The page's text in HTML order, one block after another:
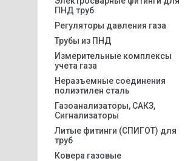
ПНД труб
Регуляторы давления газа
Трубы из ПНД
Измерительные комплексы
учета газа
Неразъемные соединения
полиэтилен сталь
Газоанализаторы, САКЗ,
Сигнализаторы
Литые фитинги (СПИГОТ) для
труб
Ковера газовые